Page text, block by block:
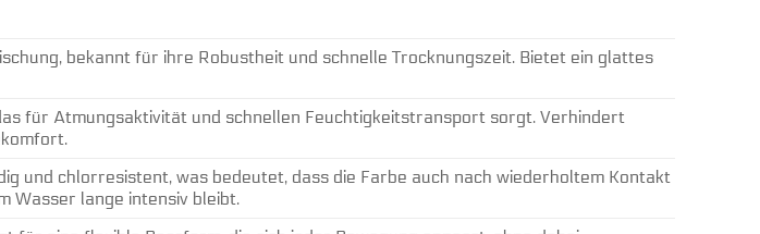
bekannt für ihre Robustheit und schnelle Trocknungszeit. Bietet ein glattes
für Atmungsaktivität und schnellen Feuchtigkeitstransport sorgt. Verhindert
und chlorresistent, was bedeutet, dass die Farbe auch nach wiederholtem Kontakt
Wasser lange intensiv bleibt.